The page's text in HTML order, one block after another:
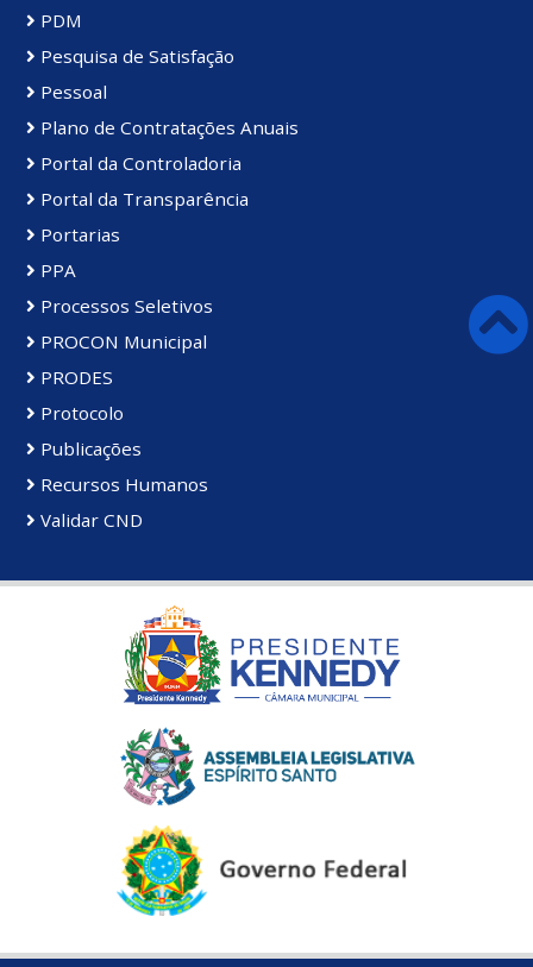
PDM
Pesquisa de Satisfação
Pessoal
Plano de Contratações Anuais
Portal da Controladoria
Portal da Transparência
Portarias
PPA
Processos Seletivos
PROCON Municipal
PRODES
Protocolo
Publicações
Recursos Humanos
Validar CND